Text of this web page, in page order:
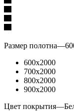
Размер полотна—
600x2000
700x2000
800x2000
900x2000
Цвет покрытия—